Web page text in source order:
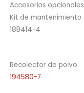
Accesorios opcionales
Kit de mantenimiento
188414-4
Recolector de polvo
194580-7